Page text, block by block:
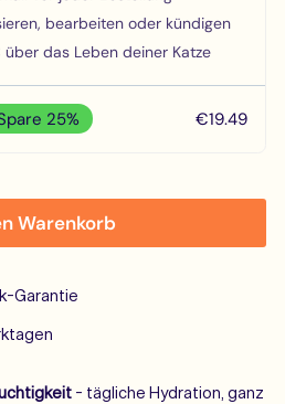
bearbeiten oder kündigen
das Leben deiner Katze
25% €19.49
Warenkorb
Garantie
- tägliche Hydration, ganz